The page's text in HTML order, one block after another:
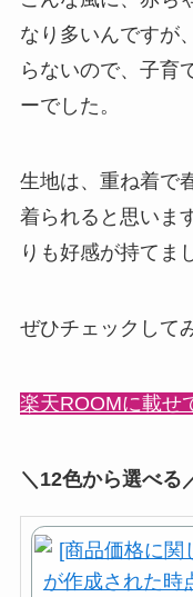
なり多いんですが、
らないので、子育
ーでした。
生地は、重ね着で
着られると思いま
りも好感が持てま
ぜひチェックして
楽天ROOMに載せ
＼12色から選べる